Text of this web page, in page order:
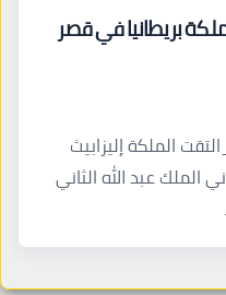
بريطانيا في قصر
الملكة إليزابيث
الملك عبد الله الثاني